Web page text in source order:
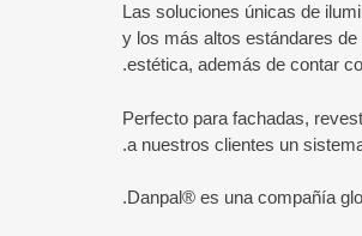
Las soluciones únicas de
y los más altos estándares
estética, además de contar
Perfecto para fachadas,
a nuestros clientes un
Danpal® es una compañía